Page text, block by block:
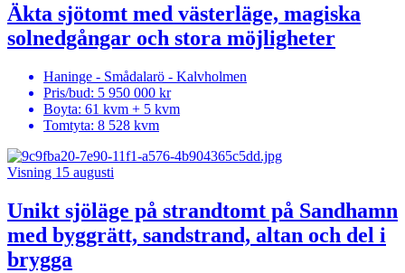
Äkta sjötomt med västerläge, magiska
solnedgångar och stora möjligheter
Haninge - Smådalarö - Kalvholmen
Pris/bud: 5 950 000 kr
Boyta: 61 kvm + 5 kvm
Tomtyta: 8 528 kvm
Visning 15 augusti
Unikt sjöläge på strandtomt på Sandhamn
med byggrätt, sandstrand, altan och del i
brygga